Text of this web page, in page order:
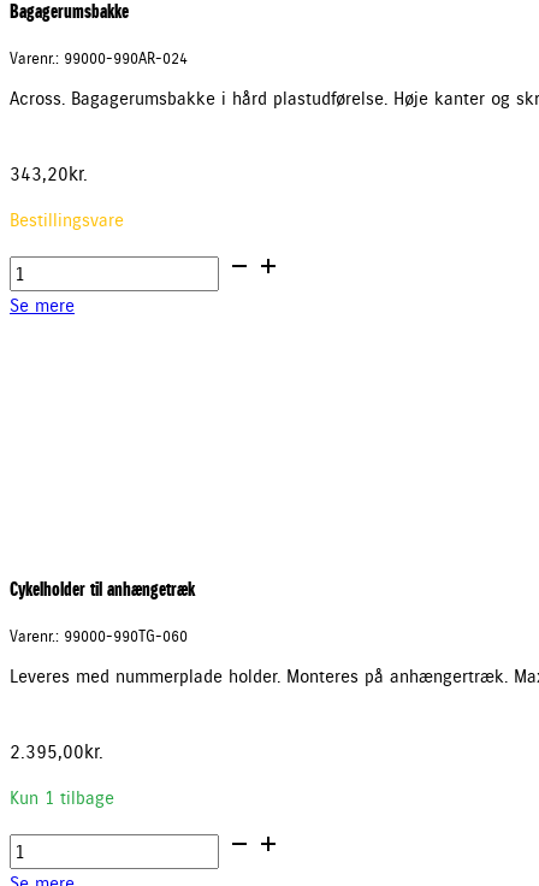
Bagagerumsbakke
Varenr.: 99000-990AR-024
Across. Bagagerumsbakke i hård plastudførelse. Høje kanter og
343,20kr.
Bestillingsvare
Bagagerumsbakke
antal
Se mere
Cykelholder til anhængetræk
Varenr.: 99000-990TG-060
Leveres med nummerplade holder. Monteres på anhængertræk.
2.395,00kr.
Kun 1 tilbage
Cykelholder
til